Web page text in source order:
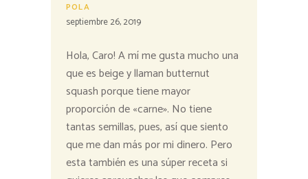
POLA
septiembre 26, 2019
Hola, Caro! A mí me gusta mucho una
que es beige y llaman butternut
squash porque tiene mayor
proporción de «carne». No tiene
tantas semillas, pues, así que siento
que me dan más por mi dinero. Pero
esta también es una súper receta si